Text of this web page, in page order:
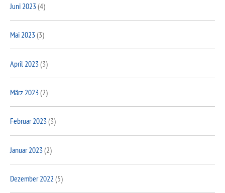
Juni 2023(4)
Mai 2023(3)
April 2023(3)
März 2023(2)
Februar 2023(3)
Januar 2023(2)
Dezember 2022 (5)